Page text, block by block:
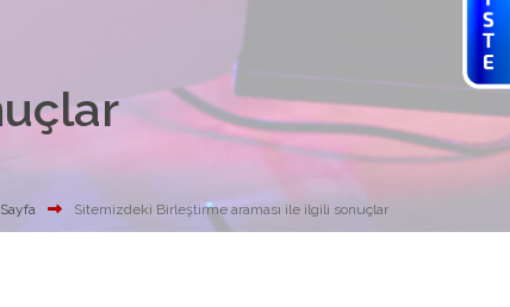
Sitemizdeki Birleştirme araması ile ilgili sonuçlar